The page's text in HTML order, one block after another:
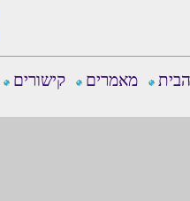
מאמרים קישורים